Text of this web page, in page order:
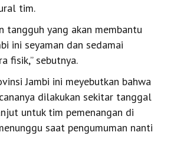
tim.
tangguh yang akan membantu
ini seyaman dan sedamai
fisik,” sebutnya.
Jambi ini meyebutkan bahwa
dilakukan sekitar tanggal
untuk tim pemenangan di
saat pengumuman nanti